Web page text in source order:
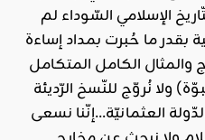
الإسلامي السّوداء لم
بقدر ما حُبرت بمداد إساءة
الكامل المتكامل
ولا نُروّج للنّسخ الرّديئة
العثمانيّة…إنّنا نسعى